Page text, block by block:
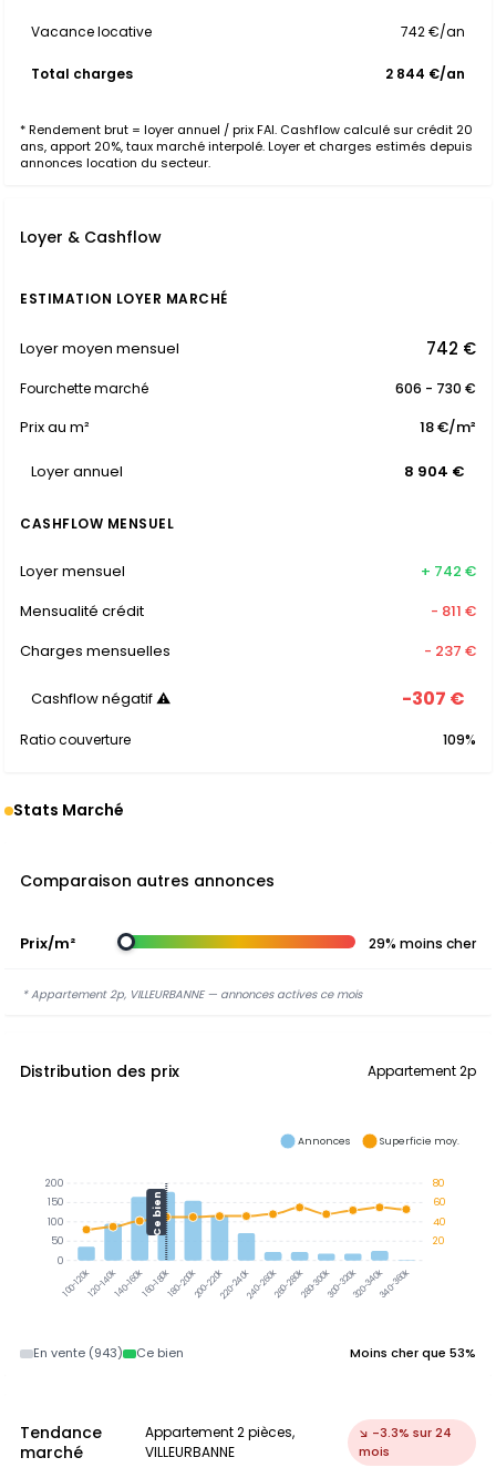
Vacance locative 742 €/an
Total charges 2 844 €/an
* Rendement brut = loyer annuel / prix FAI. Cashflow calculé sur crédit 20
ans, apport 20%, taux marché interpolé. Loyer et charges estimés depuis
annonces location du secteur.
Loyer & Cashflow
ESTIMATION LOYER MARCHÉ
Loyer moyen mensuel 742 €
Fourchette marché 606 - 730 €
Prix au m² 18 €/m²
Loyer annuel 8 904 €
CASHFLOW MENSUEL
Loyer mensuel
+ 742 €
Mensualité crédit
- 811 €
Charges mensuelles
- 237 €
Cashflow négatif ⚠ -307 €
Ratio couverture 109%
Stats Marché
Comparaison autres annonces
Prix/m² 29% moins cher
* Appartement 2p, VILLEURBANNE — annonces actives ce mois
Distribution des prix Appartement 2p
100-120k120-140k140-160k160-180k180-200k200-220k220-240k240-260k260-280k280-300k300-320k320-340k340-360k
Ce bien
80
60
40
20
200
150
100
50
0
Annonces Superficie moy.
En vente (943) Ce bien Moins cher que 53%
Tendance
marché
Appartement 2 pièces,
VILLEURBANNE
↘ -3.3% sur 24
mois